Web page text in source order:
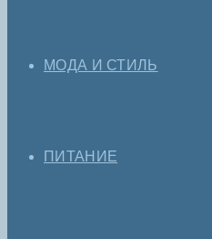
МОДА И СТИЛЬ
ПИТАНИЕ